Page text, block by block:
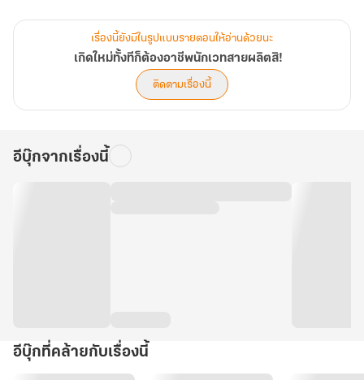
เรื่องนี้ยังมีในรูปแบบรายตอนให้อ่านด้วยนะ
เกิดใหม่ทั้งทีก็ต้องอาชีพนักเวทสายผลิตสิ!
ติดตามเรื่องนี้
อีบุ๊กจากเรื่องนี้
อีบุ๊กที่คล้ายกับเรื่องนี้